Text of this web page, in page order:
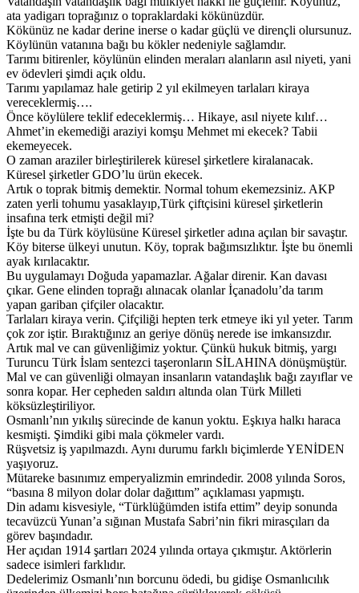
ata yadigarı toprağınız o topraklardaki kökünüzdür.
Kökünüz ne kadar derine inerse o kadar güçlü ve dirençli olursunuz.
Köylünün vatanına bağı bu kökler nedeniyle sağlamdır.
Tarımı bitirenler, köylünün elinden meraları alanların asıl niyeti, yani
ev ödevleri şimdi açık oldu.
Tarımı yapılamaz hale getirip 2 yıl ekilmeyen tarlaları kiraya
vereceklermiş….
Önce köylülere teklif edeceklermiş… Hikaye, asıl niyete kılıf…
Ahmet’in ekemediği araziyi komşu Mehmet mi ekecek? Tabii
ekemeyecek.
O zaman araziler birleştirilerek küresel şirketlere kiralanacak.
Küresel şirketler GDO’lu ürün ekecek.
Artık o toprak bitmiş demektir. Normal tohum ekemezsiniz. AKP
zaten yerli tohumu yasaklayıp,Türk çiftçisini küresel şirketlerin
insafına terk etmişti değil mi?
İşte bu da Türk köylüsüne Küresel şirketler adına açılan bir savaştır.
Köy biterse ülkeyi unutun. Köy, toprak bağımsızlıktır. İşte bu önemli
ayak kırılacaktır.
Bu uygulamayı Doğuda yapamazlar. Ağalar direnir. Kan davası
çıkar. Gene elinden toprağı alınacak olanlar İçanadolu’da tarım
yapan gariban çifçiler olacaktır.
Tarlaları kiraya verin. Çifçiliği hepten terk etmeye iki yıl yeter. Tarım
çok zor iştir. Bıraktığınız an geriye dönüş nerede ise imkansızdır.
Artık mal ve can güvenliğimiz yoktur. Çünkü hukuk bitmiş, yargı
Turuncu Türk İslam sentezci taşeronların SİLAHINA dönüşmüştür.
Mal ve can güvenliği olmayan insanların vatandaşlık bağı zayıflar ve
sonra kopar. Her cepheden saldırı altında olan Türk Milleti
köksüzleştiriliyor.
Osmanlı’nın yıkılış sürecinde de kanun yoktu. Eşkıya halkı haraca
kesmişti. Şimdiki gibi mala çökmeler vardı.
Rüşvetsiz iş yapılmazdı. Aynı durumu farklı biçimlerde YENİDEN
yaşıyoruz.
Mütareke basınımız emperyalizmin emrindedir. 2008 yılında Soros,
“basına 8 milyon dolar dolar dağıttım” açıklaması yapmıştı.
Din adamı kisvesiyle, “Türklüğümden istifa ettim” deyip sonunda
tecavüzcü Yunan’a sığınan Mustafa Sabri’nin fikri mirasçıları da
görev başındadır.
Her açıdan 1914 şartları 2024 yılında ortaya çıkmıştır. Aktörlerin
sadece isimleri farklıdır.
Dedelerimiz Osmanlı’nın borcunu ödedi, bu gidişe Osmanlıcılık